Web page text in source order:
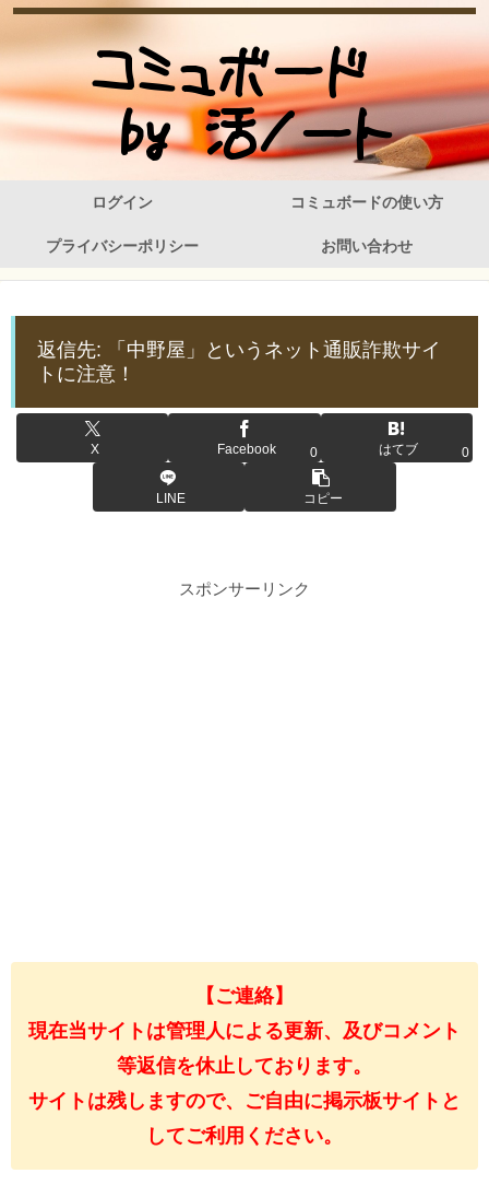
ログイン コミュボードの使い方
プライバシーポリシー お問い合わせ
返信先: 「中野屋」というネット通販詐欺サイ
トに注意！
X Facebook 0 はてブ 0
LINE コピー
スポンサーリンク
【ご連絡】
現在当サイトは管理人による更新、及びコメント
等返信を休止しております。
サイトは残しますので、ご自由に掲示板サイトと
してご利用ください。